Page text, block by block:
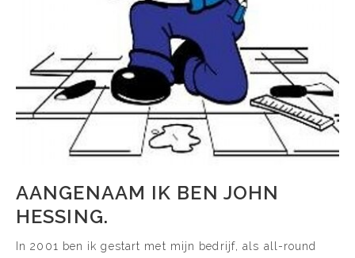
AANGENAAM IK BEN JOHN
HESSING.
In 2001 ben ik gestart met mijn bedrijf, als all-round